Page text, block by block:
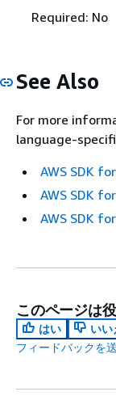
Required: No
See Also
For more
language-
AWS SDK
AWS SDK
AWS SDK
このページは
はい
いい
フィードバックを